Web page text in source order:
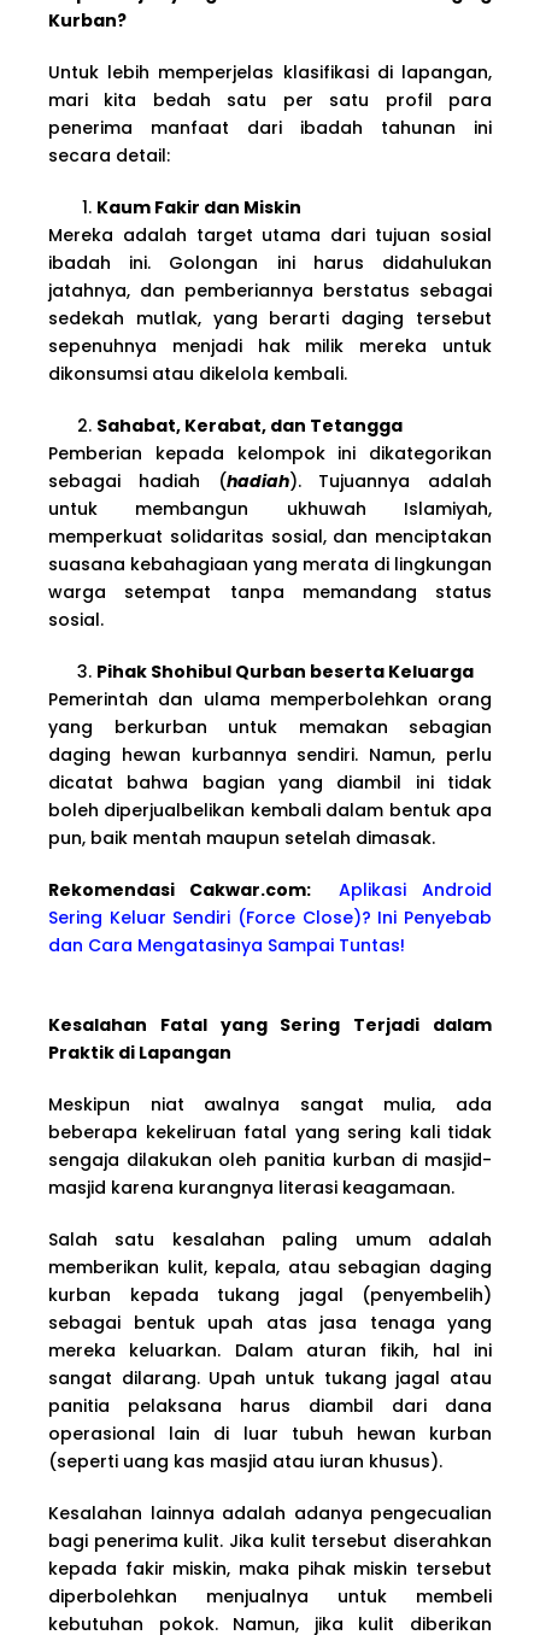
Kurban?
Untuk lebih memperjelas klasifikasi di lapangan,
mari kita bedah satu per satu profil para
penerima manfaat dari ibadah tahunan ini
secara detail:
Kaum Fakir dan Miskin
Mereka adalah target utama dari tujuan sosial
ibadah ini. Golongan ini harus didahulukan
jatahnya, dan pemberiannya berstatus sebagai
sedekah mutlak, yang berarti daging tersebut
sepenuhnya menjadi hak milik mereka untuk
dikonsumsi atau dikelola kembali.
Sahabat, Kerabat, dan Tetangga
Pemberian kepada kelompok ini dikategorikan
sebagai hadiah (hadiah). Tujuannya adalah
untuk membangun ukhuwah Islamiyah,
memperkuat solidaritas sosial, dan menciptakan
suasana kebahagiaan yang merata di lingkungan
warga setempat tanpa memandang status
sosial.
Pihak Shohibul Qurban beserta Keluarga
Pemerintah dan ulama memperbolehkan orang
yang berkurban untuk memakan sebagian
daging hewan kurbannya sendiri. Namun, perlu
dicatat bahwa bagian yang diambil ini tidak
boleh diperjualbelikan kembali dalam bentuk apa
pun, baik mentah maupun setelah dimasak.
Rekomendasi Cakwar.com:Aplikasi Android
Sering Keluar Sendiri (Force Close)? Ini Penyebab
dan Cara Mengatasinya Sampai Tuntas!
Kesalahan Fatal yang Sering Terjadi dalam
Praktik di Lapangan
Meskipun niat awalnya sangat mulia, ada
beberapa kekeliruan fatal yang sering kali tidak
sengaja dilakukan oleh panitia kurban di masjid-
masjid karena kurangnya literasi keagamaan.
Salah satu kesalahan paling umum adalah
memberikan kulit, kepala, atau sebagian daging
kurban kepada tukang jagal (penyembelih)
sebagai bentuk upah atas jasa tenaga yang
mereka keluarkan. Dalam aturan fikih, hal ini
sangat dilarang. Upah untuk tukang jagal atau
panitia pelaksana harus diambil dari dana
operasional lain di luar tubuh hewan kurban
(seperti uang kas masjid atau iuran khusus).
Kesalahan lainnya adalah adanya pengecualian
bagi penerima kulit. Jika kulit tersebut diserahkan
kepada fakir miskin, maka pihak miskin tersebut
diperbolehkan menjualnya untuk membeli
kebutuhan pokok. Namun, jika kulit diberikan